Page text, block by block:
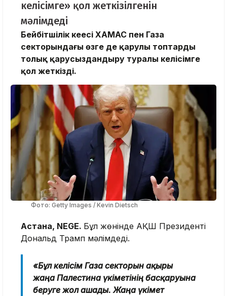
келісімге» қол жеткізілгенін
мәлімдеді
Бейбітшілік кеңесі ХАМАС пен Газа
секторындағы өзге де қарулы топтарды
толық қарусыздандыру туралы келісімге
қол жеткізді.
Фото: Getty Images / Kevin Dietsch
Астана, NEGE. Бұл жөнінде АҚШ Президенті
Дональд Трамп мәлімдеді.
«Бұл келісім Газа секторын ақыры
жаңа Палестина үкіметінің басқаруына
беруге жол ашады. Жаңа үкімет